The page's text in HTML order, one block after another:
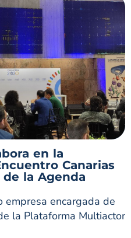
en la
Canarias
la Agenda
empresa encargada de
la Plataforma Multiactor